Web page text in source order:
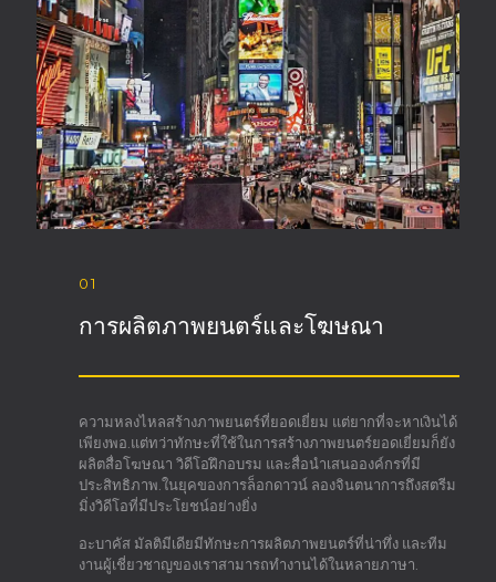
01
การผลิตภาพยนตร์และโฆษณา
ความหลงไหลสร้างภาพยนตร์ที่ยอดเยี่ยม แต่ยากที่จะหาเงินได้
เพียงพอ.แต่ทว่าทักษะที่ใช้ในการสร้างภาพยนตร์ยอดเยี่ยมก็ยัง
ผลิตสื่อโฆษณา วิดีโอฝึกอบรม และสื่อนำเสนอองค์กรที่มี
ประสิทธิภาพ.ในยุคของการล็อกดาวน์ ลองจินตนาการถึงสตรีม
มิ่งวิดีโอที่มีประโยชน์อย่างยิ่ง
อะบาคัส มัลติมีเดียมีทักษะการผลิตภาพยนตร์ที่น่าทึ่ง และทีม
งานผู้เชี่ยวชาญของเราสามารถทำงานได้ในหลายภาษา.